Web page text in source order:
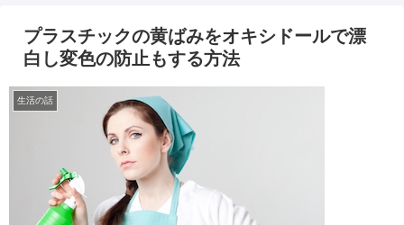
プラスチックの黄ばみをオキシドールで漂
白し変色の防止もする方法
生活の話